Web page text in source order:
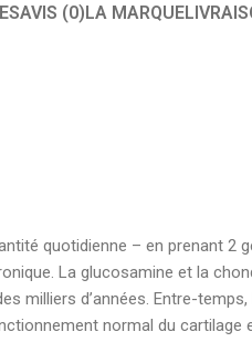
AVIS (0)LA MARQUE
quotidienne – en prenant 2
La glucosamine et la
d’années. Entre-
normal du cartilage